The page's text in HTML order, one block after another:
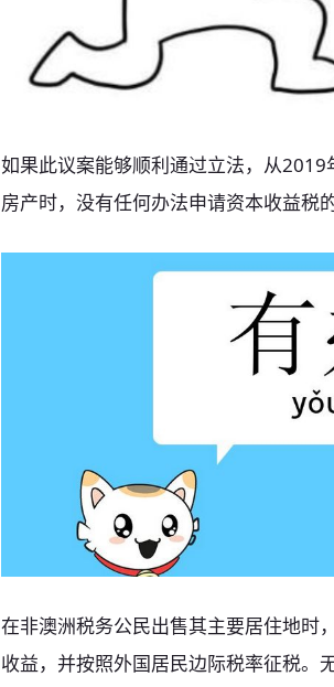
如果此议案能够顺利通过立法，从
房产时，没有任何办法申请资本收益税
在非澳洲税务公民出售其主要居住地时
收益，并按照外国居民边际税率征税。